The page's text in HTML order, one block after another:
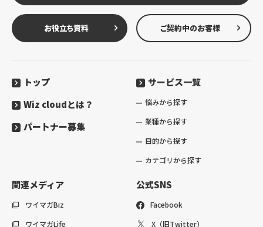
お役立ち資料 ご契約中のお客様
トップ サービス一覧
悩みから探す
業種から探す
目的から探す
カテゴリから探す
Wiz cloudとは？
パートナー募集
関連メディア
ワイマガBiz
ワイマガLife
公式SNS
Facebook
X（旧Twitter）